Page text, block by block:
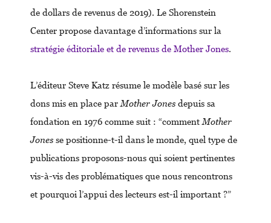
de dollars de revenus de 2019). Le Shorenstein
Center propose davantage d’informations sur la
stratégie éditoriale et de revenus de Mother Jones.
L’éditeur Steve Katz résume le modèle basé sur les
dons mis en place par Mother Jones depuis sa
fondation en 1976 comme suit : “comment Mother
Jones se positionne-t-il dans le monde, quel type de
publications proposons-nous qui soient pertinentes
vis-à-vis des problématiques que nous rencontrons
et pourquoi l’appui des lecteurs est-il important ?”